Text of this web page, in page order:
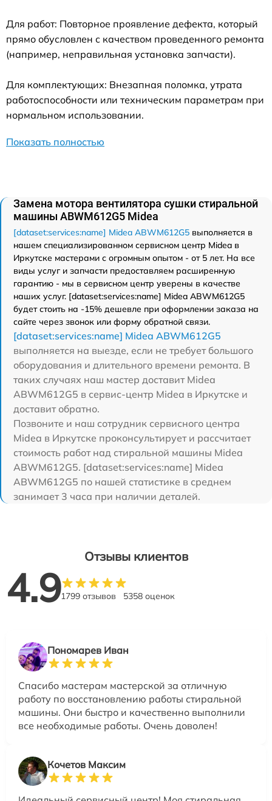
Для работ: Повторное проявление дефекта, который
прямо обусловлен с качеством проведенного ремонта
(например, неправильная установка запчасти).
Для комплектующих: Внезапная поломка, утрата
работоспособности или техническим параметрам при
нормальном использовании.
Показать полностью
Замена мотора вентилятора сушки стиральной
машины ABWM612G5 Midea
[dataset:services:name] Midea ABWM612G5 выполняется в
нашем специализированном сервисном центр Midea в
Иркутске мастерами с огромным опытом - от 5 лет. На все
виды услуг и запчасти предоставляем расширенную
гарантию - мы в сервисном центр уверены в качестве
наших услуг. [dataset:services:name] Midea ABWM612G5
будет стоить на -15% дешевле при оформлении заказа на
сайте через звонок или форму обратной связи.
[dataset:services:name] Midea ABWM612G5
выполняется на выезде, если не требует большого
оборудования и длительного времени ремонта. В
таких случаях наш мастер доставит Midea
ABWM612G5 в сервис-центр Midea в Иркутске и
доставит обратно.
Позвоните и наш сотрудник сервисного центра
Midea в Иркутске проконсультирует и рассчитает
стоимость работ над стиральной машины Midea
ABWM612G5. [dataset:services:name] Midea
ABWM612G5 по нашей статистике в среднем
занимает 3 часа при наличии деталей.
Отзывы клиентов
4.91799 отзывов 5358 оценок
Пономарев Иван
Спасибо мастерам мастерской за отличную
работу по восстановлению работы стиральной
машины. Они быстро и качественно выполнили
все необходимые работы. Очень доволен!
Кочетов Максим